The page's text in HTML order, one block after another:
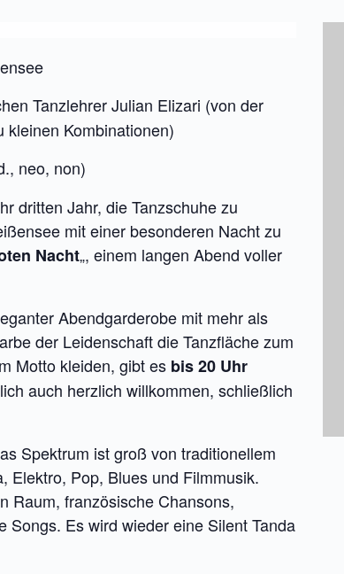
Tanzlehrer Julian Elizari (von der
kleinen Kombinationen)
neo, non)
dritten Jahr, die Tanzschuhe zu
mit einer besonderen Nacht zu
Nacht„, einem langen Abend voller
Abendgarderobe mit mehr als
der Leidenschaft die Tanzfläche zum
Motto kleiden, gibt es bis 20 Uhr
auch herzlich willkommen, schließlich
Spektrum ist groß von traditionellem
Elektro, Pop, Blues und Filmmusik.
Raum, französische Chansons,
Es wird wieder eine Silent Tanda